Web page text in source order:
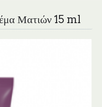
Ματιών 15 ml